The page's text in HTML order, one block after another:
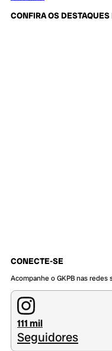
CONFIRA OS
CONECTE-SE
Acompanhe o GKPB nas
111 mil
Seguidores